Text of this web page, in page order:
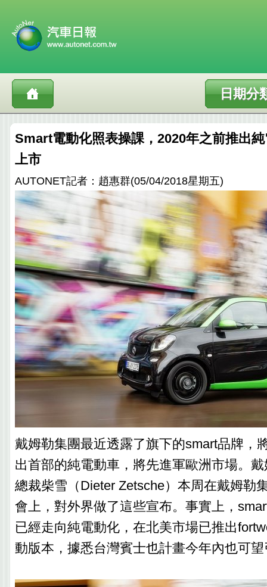
日期分
Smart電動化照表操課，2020年之前推出
上市
AUTONET記者：趙惠群(05/04/2018星期五)
戴姆勒集團最近透露了旗下的smart品牌，
出首部的純電動車，將先進軍歐洲市場。
總裁柴雪（Dieter Zetsche）本周在戴姆勒
會上，對外界做了這些宣布。事實上，
已經走向純電動化，在北美市場已推出
動版本，據悉台灣賓士也計畫今年內也可